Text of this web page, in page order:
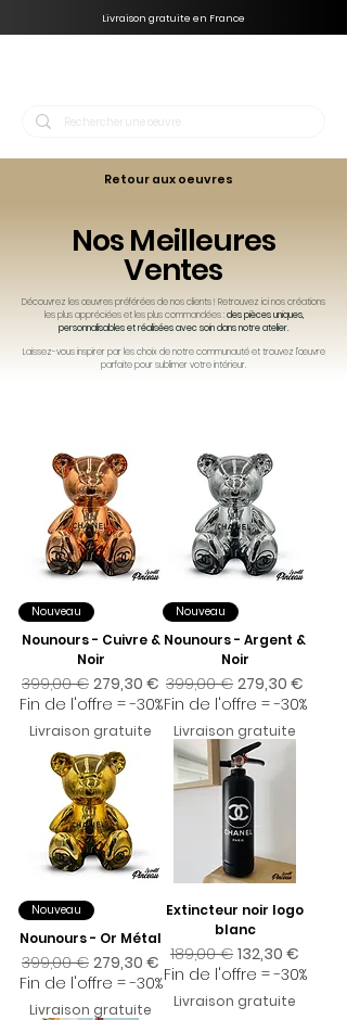
Livraison gratuite en France
Retour aux oeuvres
Nos Meilleures
Ventes
Découvrez les œuvres préférées de nos clients ! Retrouvez ici nos créations
les plus appréciées et les plus commandées :des pièces uniques,
personnalisables et réalisées avec soin dans notre atelier.
Laissez-vous inspirer par les choix de notre communauté et trouvez l’œuvre
parfaite pour sublimer votre intérieur.
Nouveau
Nounours - Cuivre &
Noir
Prix original
399,00 € Prix promotionnel
279,30 €
Fin de l'offre = -30%
Livraison gratuite
Nouveau
Nounours - Argent &
Noir
Prix original
399,00 € Prix
279,30 €
Fin de l'offre = -30%
Livraison gratuite
Nouveau
Nounours - Or Métal
Prix original
399,00 € Prix promotionnel
279,30 €
Fin de l'offre = -30%
Livraison gratuite
Extincteur noir logo
blanc
Prix original
189,00 € Prix
132,30 €
Fin de l'offre = -30%
Livraison gratuite